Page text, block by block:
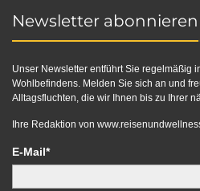
Newsletter abonnieren
Unser Newsletter entführt Sie regelmäßig
Wohlbefindens. Melden Sie sich an und
Alltagsfluchten, die wir Ihnen bis zu Ihrer
Ihre Redaktion von
E-Mail*